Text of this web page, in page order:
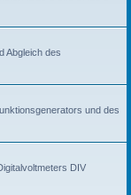
Abgleich des
und des
DIV